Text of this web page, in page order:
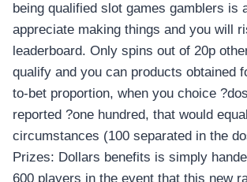
being qualified slot games gamblers is
appreciate making things and you will
leaderboard. Only spins out of 20p
qualify and you can products obtained
to-bet proportion, when you choice
reported ?one hundred, that would
circumstances (100 separated in the
Prizes: Dollars benefits is simply
600 players in the event that this new